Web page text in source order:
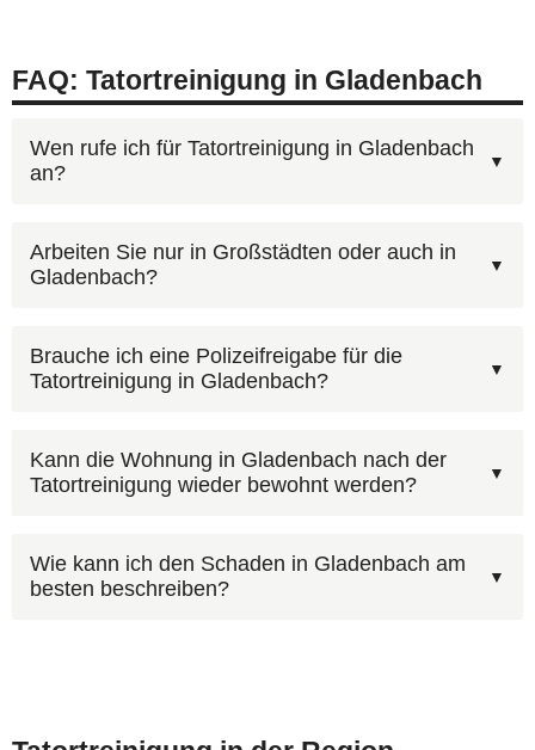
FAQ: Tatortreinigung in Gladenbach
Wen rufe ich für Tatortreinigung in Gladenbach
an?
Sie erreichen uns jederzeit unter0800 6003005
(gebührenfrei). Nach einem kurzen Erstgespräch
Kostenvoranschlag für Gladenbach. Auf Wunsch
nutzen Sie auch unserKontaktformular
Arbeiten Sie nur in Großstädten oder auch in
Gladenbach?
Ja, in Gladenbach und der gesamten Region
Hessen stehen wir Ihnen zur Verfügung. Rufen
erreichbar.
Brauche ich eine Polizeifreigabe für die
Tatortreinigung in Gladenbach?
Wichtig: Bei polizeilichen Ermittlungen die
Freigabe abwarten. Die Kosten können über die
Abwicklung. Bei Mietwohnungen in Gladenbach
sollte der Vermieter informiert werden.
Kann die Wohnung in Gladenbach nach der
Tatortreinigung wieder bewohnt werden?
Wir führen nach der Reinigung in Gladenbach
eine Abschlusskontrolle durch. Dabei werden alle
Wie kann ich den Schaden in Gladenbach am
besten beschreiben?